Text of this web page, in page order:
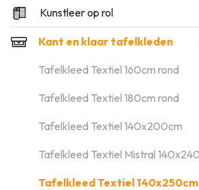
Kunstleer op rol
Kant en klaar tafelkleden
Tafelkleed Textiel 160cm rond
Tafelkleed Textiel 180cm rond
Tafelkleed Textiel 140x200cm
Tafelkleed Textiel 140x250cm